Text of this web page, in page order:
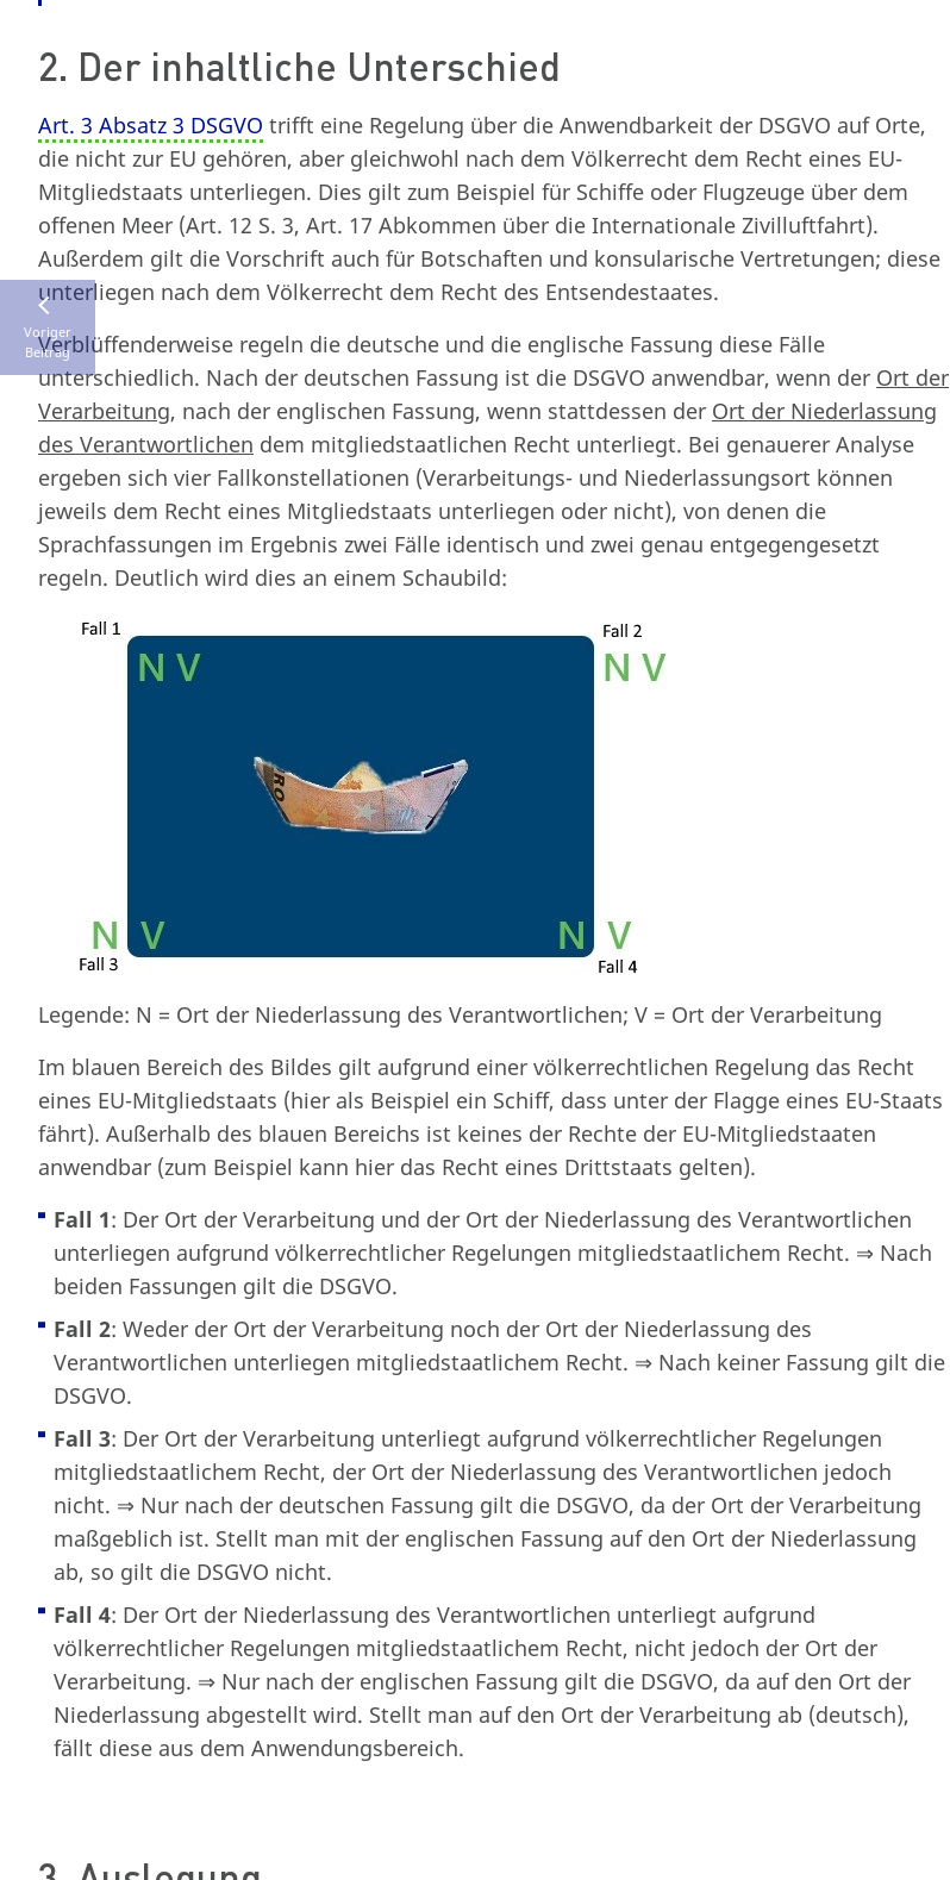
2. Der inhaltliche Unterschied
Art. 3 Absatz 3 DSGVO trifft eine Regelung über die Anwendbarkeit der DSGVO auf Orte,
die nicht zur EU gehören, aber gleichwohl nach dem Völkerrecht dem Recht eines EU-
Mitgliedstaats unterliegen. Dies gilt zum Beispiel für Schiffe oder Flugzeuge über dem
offenen Meer (Art. 12 S. 3, Art. 17 Abkommen über die Internationale Zivilluftfahrt).
Außerdem gilt die Vorschrift auch für Botschaften und konsularische Vertretungen; diese
unterliegen nach dem Völkerrecht dem Recht des Entsendestaates.
Verblüffenderweise regeln die deutsche und die englische Fassung diese Fälle
unterschiedlich. Nach der deutschen Fassung ist die DSGVO anwendbar, wenn der Ort der
Verarbeitung, nach der englischen Fassung, wenn stattdessen der Ort der Niederlassung
des Verantwortlichen dem mitgliedstaatlichen Recht unterliegt. Bei genauerer Analyse
ergeben sich vier Fallkonstellationen (Verarbeitungs- und Niederlassungsort können
jeweils dem Recht eines Mitgliedstaats unterliegen oder nicht), von denen die
Sprachfassungen im Ergebnis zwei Fälle identisch und zwei genau entgegengesetzt
regeln. Deutlich wird dies an einem Schaubild:
Legende: N = Ort der Niederlassung des Verantwortlichen; V = Ort der Verarbeitung
Im blauen Bereich des Bildes gilt aufgrund einer völkerrechtlichen Regelung das Recht
eines EU-Mitgliedstaats (hier als Beispiel ein Schiff, dass unter der Flagge eines EU-Staats
fährt). Außerhalb des blauen Bereichs ist keines der Rechte der EU-Mitgliedstaaten
anwendbar (zum Beispiel kann hier das Recht eines Drittstaats gelten).
Fall 1: Der Ort der Verarbeitung und der Ort der Niederlassung des Verantwortlichen
unterliegen aufgrund völkerrechtlicher Regelungen mitgliedstaatlichem Recht. ⇒ Nach
beiden Fassungen gilt die DSGVO.
Fall 2: Weder der Ort der Verarbeitung noch der Ort der Niederlassung des
Verantwortlichen unterliegen mitgliedstaatlichem Recht. ⇒ Nach keiner Fassung gilt die
DSGVO.
Fall 3: Der Ort der Verarbeitung unterliegt aufgrund völkerrechtlicher Regelungen
mitgliedstaatlichem Recht, der Ort der Niederlassung des Verantwortlichen jedoch
nicht. ⇒ Nur nach der deutschen Fassung gilt die DSGVO, da der Ort der Verarbeitung
maßgeblich ist. Stellt man mit der englischen Fassung auf den Ort der Niederlassung
ab, so gilt die DSGVO nicht.
Fall 4: Der Ort der Niederlassung des Verantwortlichen unterliegt aufgrund
völkerrechtlicher Regelungen mitgliedstaatlichem Recht, nicht jedoch der Ort der
Verarbeitung. ⇒ Nur nach der englischen Fassung gilt die DSGVO, da auf den Ort der
Niederlassung abgestellt wird. Stellt man auf den Ort der Verarbeitung ab (deutsch),
fällt diese aus dem Anwendungsbereich.
Voriger
Beitrag